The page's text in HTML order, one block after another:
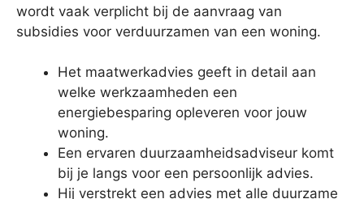
wordt vaak verplicht bij de aanvraag van
subsidies voor verduurzamen van een woning.
Het maatwerkadvies geeft in detail aan
welke werkzaamheden een
energiebesparing opleveren voor jouw
woning.
Een ervaren duurzaamheidsadviseur komt
bij je langs voor een persoonlijk advies.
Hij verstrekt een advies met alle duurzame